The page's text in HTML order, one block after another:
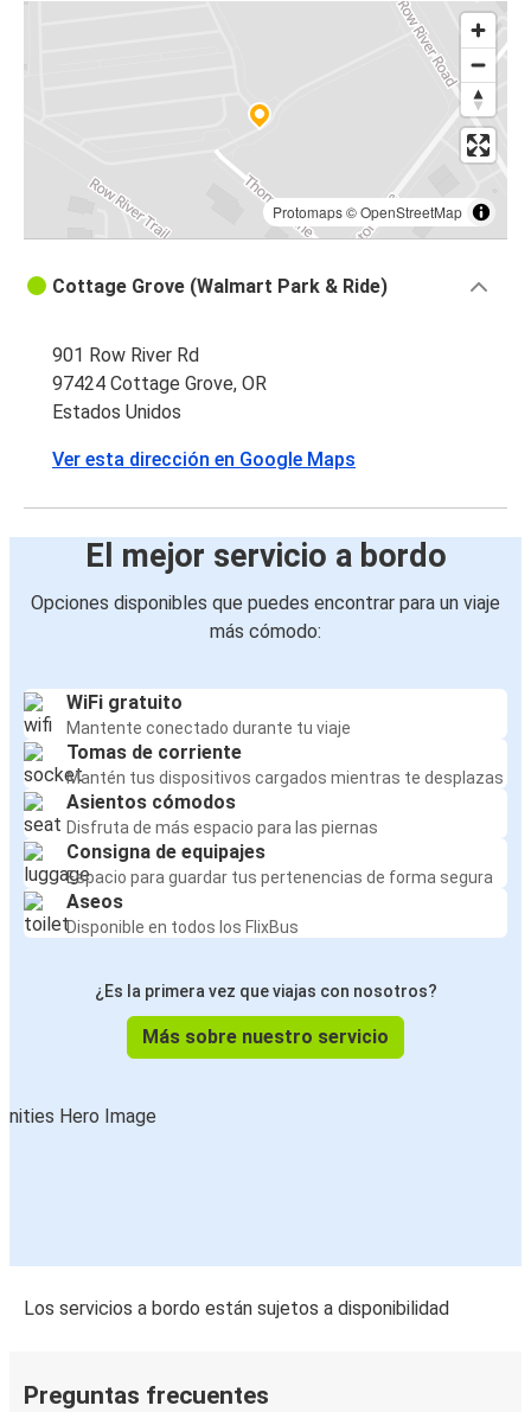
Protomaps©OpenStreetMap
Cottage Grove (Walmart Park & Ride)
901 Row River Rd
97424 Cottage Grove, OR
Estados Unidos
Ver esta dirección en Google Maps
El mejor servicio a bordo
Opciones disponibles que puedes encontrar para un viaje
más cómodo:
WiFi gratuito
Mantente conectado durante tu viaje
Tomas de corriente
Mantén tus dispositivos cargados mientras te desplazas
Asientos cómodos
Disfruta de más espacio para las piernas
Consigna de equipajes
Espacio para guardar tus pertenencias de forma segura
Aseos
Disponible en todos los FlixBus
¿Es la primera vez que viajas con nosotros?
Más sobre nuestro servicio
Los servicios a bordo están sujetos a disponibilidad
Preguntas frecuentes